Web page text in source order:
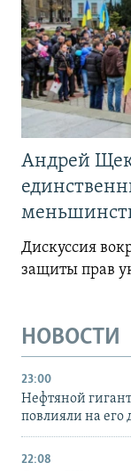
Андрей
Дискуссия
защиты прав
НОВОСТИ
23:00
Нефтяной
повлияли на его
22:08